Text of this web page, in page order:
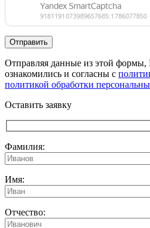
Отправляя данные из этой формы,
ознакомились и согласны с
политикой обработки
Оставить заявку
Фамилия:
Имя:
Отчество: